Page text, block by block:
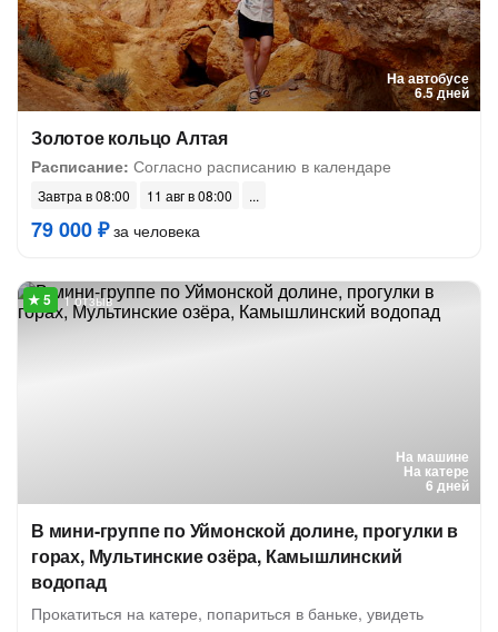
На автобусе
6.5 дней
Золотое кольцо Алтая
Расписание: Согласно расписанию в календаре
Завтра в 08:00 11 авг в 08:00
79 000 ₽за человека
На машине
На катере
6 дней
1 отзыв
В мини-группе по Уймонской долине, прогулки в
горах, Мультинские озёра, Камышлинский
водопад
Прокатиться на катере, попариться в баньке, увидеть